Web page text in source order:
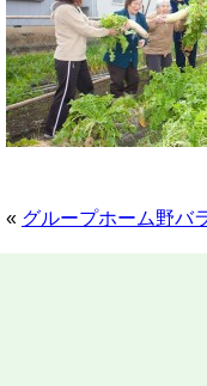
« グループホーム野バ